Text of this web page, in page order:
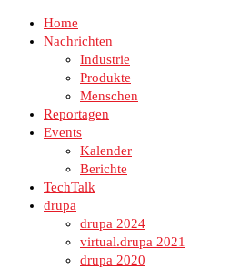
Home
Nachrichten
Industrie
Produkte
Menschen
Reportagen
Events
Kalender
Berichte
TechTalk
drupa
drupa 2024
virtual.drupa 2021
drupa 2020